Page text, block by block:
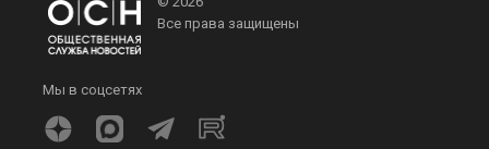
Все права защищены
Мы в соцсетях